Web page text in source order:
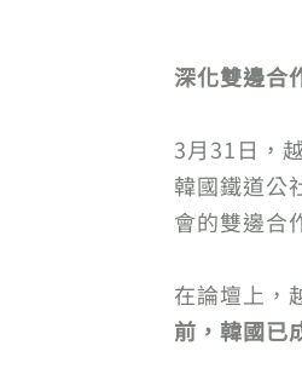
深化雙邊合
3月31日，
韓國鐵道公
會的雙邊合
在論壇上，
前，韓國已